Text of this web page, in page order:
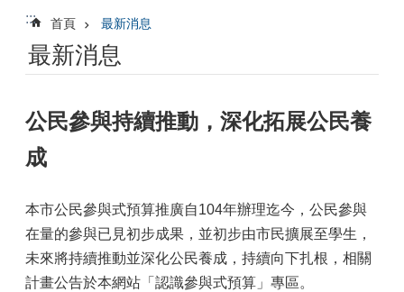
::: 首頁 最新消息
最新消息
公民參與持續推動，深化拓展公民養
成
本市公民參與式預算推廣自104年辦理迄今，公民參與
在量的參與已見初步成果，並初步由市民擴展至學生，
未來將持續推動並深化公民養成，持續向下扎根，相關
計畫公告於本網站「認識參與式預算」專區。